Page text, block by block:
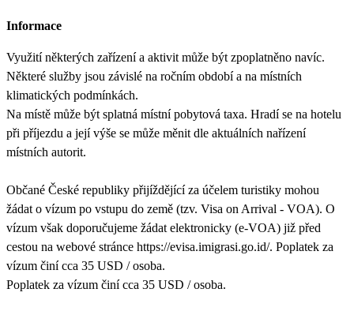
Informace
Využití některých zařízení a aktivit může být zpoplatněno navíc.
Některé služby jsou závislé na ročním období a na místních
klimatických podmínkách.
Na místě může být splatná místní pobytová taxa. Hradí se na hotelu
při příjezdu a její výše se může měnit dle aktuálních nařízení
místních autorit.
Občané České republiky přijíždějící za účelem turistiky mohou
žádat o vízum po vstupu do země (tzv. Visa on Arrival - VOA). O
vízum však doporučujeme žádat elektronicky (e-VOA) již před
cestou na webové stránce https://evisa.imigrasi.go.id/. Poplatek za
vízum činí cca 35 USD / osoba.
Poplatek za vízum činí cca 35 USD / osoba.